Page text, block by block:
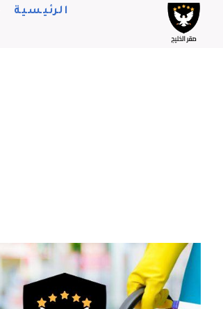
التجاوز
المحتوى
الرئيسية